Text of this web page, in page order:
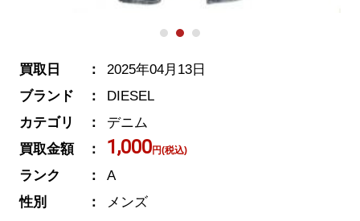
買取日
2025年04月13日
ブランド
DIESEL
カテゴリ
デニム
買取金額
1,000円(税込)
ランク
A
性別
メンズ